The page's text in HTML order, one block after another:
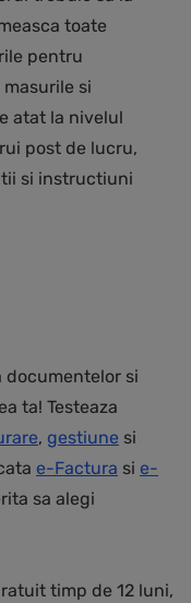
toate
pentru
si
atat la nivelul
post de lucru,
si instructiuni
documentelor si
ta! Testeaza
, gestiune si
e-Factura si e-
sa alegi
timp de 12 luni,